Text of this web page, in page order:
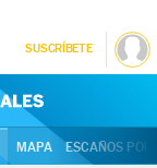
SUSCRÍBETE
MAPA ESCAÑOS